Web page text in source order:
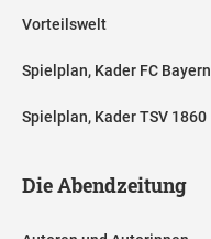
Vorteilswelt
Spielplan, Kader FC Bayern
Spielplan, Kader TSV 1860
Die Abendzeitung